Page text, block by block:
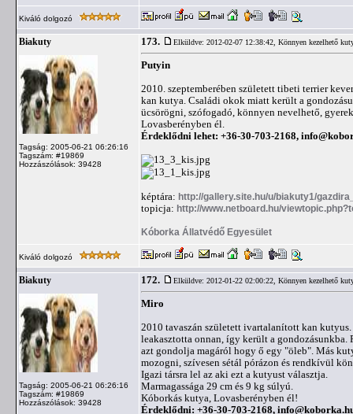
Kiváló dolgozó
Biakuty
Tagság: 2005-06-21 06:26:16
Tagszám: #19869
Hozzászólások: 39428
173. Elküldve: 2012-02-07 12:38:42, Könnyen kezelhető
Putyin
2010. szeptemberében született tibeti terrier
kan kutya. Családi okok miatt került a
ücsörögni, szófogadó, könnyen nevelhető,
Lovasberényben él.
Érdeklődni lehet: +36-30-703-2168,
képtára: http://gallery.site.hu/u/biakuty1/
topicja: http://www.netboard.hu/
Kóborka Állatvédő Egyesület
Kiváló dolgozó
Biakuty
Tagság: 2005-06-21 06:26:16
Tagszám: #19869
Hozzászólások: 39428
172. Elküldve: 2012-01-22 02:00:22, Könnyen kezelhető
Miro
2010 tavaszán született ivartalanított kan
leakasztotta onnan, így került a gondozásunkba.
azt gondolja magáról hogy ő egy "öleb". Más
mozogni, szívesen sétál pórázon és rendkívül
Igazi társra lel az aki ezt a kutyust választja.
Marmagassága 29 cm és 9 kg súlyú.
Kóborkás kutya, Lovasberényben él!
Érdeklődni: +36-30-703-2168,